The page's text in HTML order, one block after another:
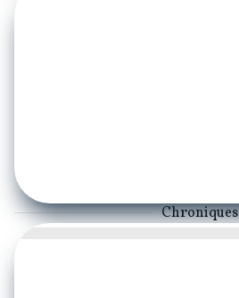
Chroniques